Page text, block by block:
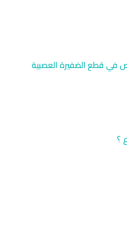
قطع الضفيرة العصبية
؟